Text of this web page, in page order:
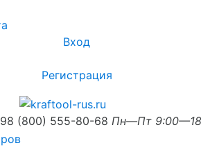
Вход
Регистрация
8 (800) 555-80-68 Пн—Пт